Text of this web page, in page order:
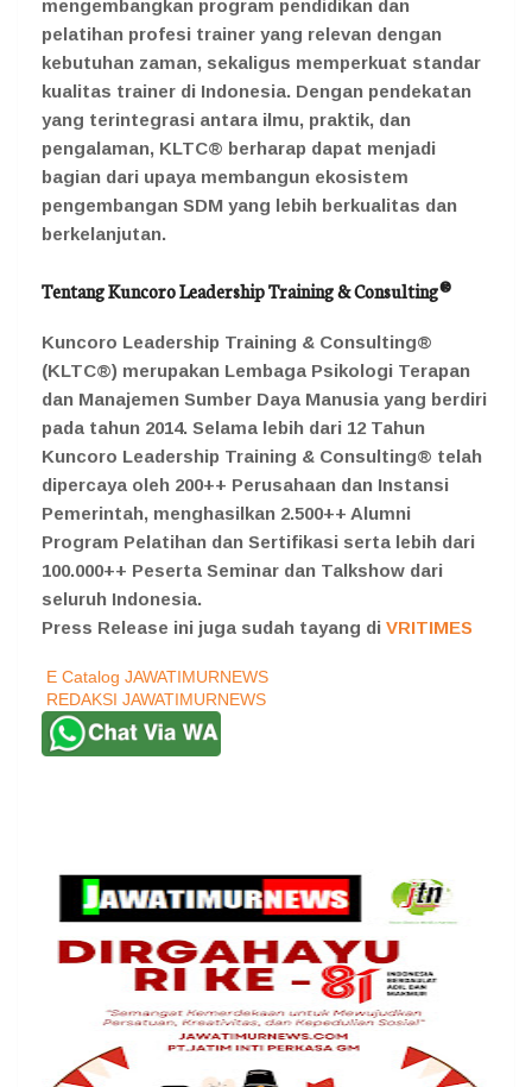
mengembangkan program pendidikan dan
pelatihan profesi trainer yang relevan dengan
kebutuhan zaman, sekaligus memperkuat standar
kualitas trainer di Indonesia. Dengan pendekatan
yang terintegrasi antara ilmu, praktik, dan
pengalaman, KLTC® berharap dapat menjadi
bagian dari upaya membangun ekosistem
pengembangan SDM yang lebih berkualitas dan
berkelanjutan.
Tentang Kuncoro Leadership Training & Consulting®
Kuncoro Leadership Training & Consulting®
(KLTC®) merupakan Lembaga Psikologi Terapan
dan Manajemen Sumber Daya Manusia yang berdiri
pada tahun 2014. Selama lebih dari 12 Tahun
Kuncoro Leadership Training & Consulting® telah
dipercaya oleh 200++ Perusahaan dan Instansi
Pemerintah, menghasilkan 2.500++ Alumni
Program Pelatihan dan Sertifikasi serta lebih dari
100.000++ Peserta Seminar dan Talkshow dari
seluruh Indonesia.
Press Release ini juga sudah tayang di VRITIMES
E Catalog JAWATIMURNEWS
REDAKSI JAWATIMURNEWS